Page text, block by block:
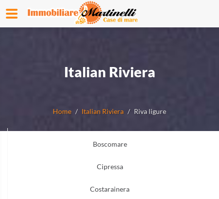
Italian Riviera
Home Italian Riviera Riva ligure
Boscomare
Cipressa
Costarainera